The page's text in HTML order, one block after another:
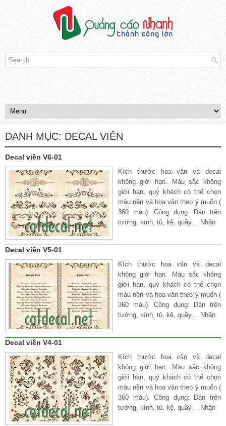
DANH MỤC: DECAL VIỀN
Decal viền V6-01
Kích thước hoa văn và decal
không giới hạn. Màu sắc không
giới hạn, quý khách có thể chọn
màu nền và hoa văn theo ý muốn (
360 màu). Công dụng: Dán trên
tường, kính, tủ, kệ, quầy… Nhận
Decal viền V5-01
Kích thước hoa văn và decal
không giới hạn. Màu sắc không
giới hạn, quý khách có thể chọn
màu nền và hoa văn theo ý muốn (
360 màu). Công dụng: Dán trên
tường, kính, tủ, kệ, quầy… Nhận
Decal viền V4-01
Kích thước hoa văn và decal
không giới hạn. Màu sắc không
giới hạn, quý khách có thể chọn
màu nền và hoa văn theo ý muốn (
360 màu). Công dụng: Dán trên
tường, kính, tủ, kệ, quầy… Nhận